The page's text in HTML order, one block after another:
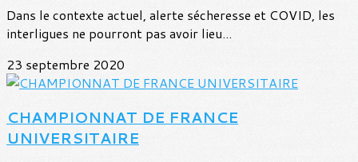
Dans le contexte actuel, alerte sécheresse et COVID, les
interligues ne pourront pas avoir lieu...
23 septembre 2020
CHAMPIONNAT DE FRANCE
UNIVERSITAIRE